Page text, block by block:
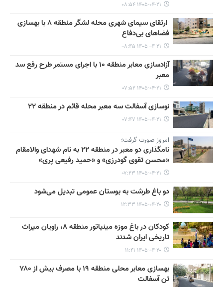
۱۴۰۵-۰۴-۲۱ ۰۸:۵۴
ارتقای سیمای شهری محله لشگر منطقه ۸ با بهسازی
فضاهای بی‌دفاع
۱۴۰۵-۰۴-۲۱ ۰۸:۴۵
آزادسازی معابر منطقه ۱۰ با اجرای مستمر طرح رفع سد
معبر
۱۴۰۵-۰۴-۲۱ ۰۷:۵۲
نوسازی آسفالت سه معبر محله قائم در منطقه ۲۲
۱۴۰۵-۰۴-۲۱ ۰۷:۴۷
امروز صورت گرفت؛
نامگذاری دو معبر در منطقه ۲۲ به نام شهدای والامقام
«محسن تقوی گودرزی» و «حمید رفیعی پری»
۱۴۰۵-۰۴-۲۱ ۰۷:۲۳
دو باغ طرشت به بوستان عمومی تبدیل می‌شود
۱۴۰۵-۰۴-۲۰ ۱۲:۳۳
کودکان در باغ موزه مینیاتور منطقه ۸، راویان میراث
تاریخی ایران شدند
۱۴۰۵-۰۴-۲۰ ۱۱:۴۱
بهسازی معابر محلی منطقه ۱۹ با مصرف بیش از ۷۸۰
تن آسفالت